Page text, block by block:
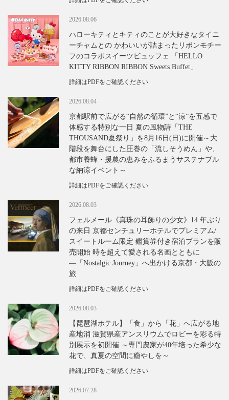
2026.08.06
ハローキティとキティのことが大好きなタイニ
ーチャムとの かわいいが詰まったリボンモチー
フのコラボスイーツビュッフェ 「HELLO
KITTY RIBBON RIBBON Sweets Buffet」
詳細はPDFをご確認ください
2026.08.04
京都駅前で広がる“自然の循環”と“涼”を五感で
体感する特別な一日 夏の風物詩「THE
THOUSAND夏祭り」を8月16日(日)に開催～大
階段を舞台にした圧巻の「流しそうめん」や、
都市養蜂・援農の恵みをふるまうサステナブル
な納涼イベント～
詳細はPDFをご確認ください
2026.08.03
フェルメール《真珠の耳飾りの少女》14 年ぶり
の来日 京都センチュリーホテルでプレミアム/
スイートルーム限定 鑑賞券付き宿泊プランを販
売開始 時を超えて愛される名画とともに
―「Nostalgic Journey」へ出かける京都・大阪の
旅
詳細はPDFをご確認ください
2026.08.03
【琵琶湖ホテル】「食」から「花」へ広がる地
産地消 滋賀県産アンスリウムでロビーを彩る特
別展示を初開催 ～専門農家が40年培った希少な
花で、真夏の空間に癒やしを～
詳細はPDFをご確認ください
2026.07.28